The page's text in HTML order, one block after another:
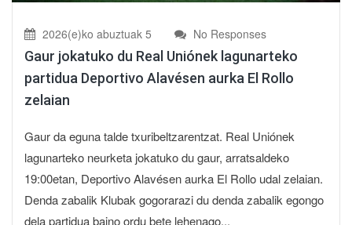
2026(e)ko abuztuak 5 No Responses
Gaur jokatuko du Real Uniónek lagunarteko
partidua Deportivo Alavésen aurka El Rollo
zelaian
Gaur da eguna talde txuribeltzarentzat. Real Uniónek
lagunarteko neurketa jokatuko du gaur, arratsaldeko
19:00etan, Deportivo Alavésen aurka El Rollo udal zelaian.
Denda zabalik Klubak gogorarazi du denda zabalik egongo
dela partidua baino ordu bete lehenago...